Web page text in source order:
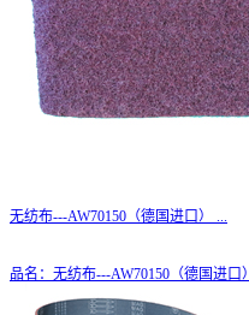
无纺布---AW70150（德国进口） ...
品名：无纺布---AW70150（德国进口）